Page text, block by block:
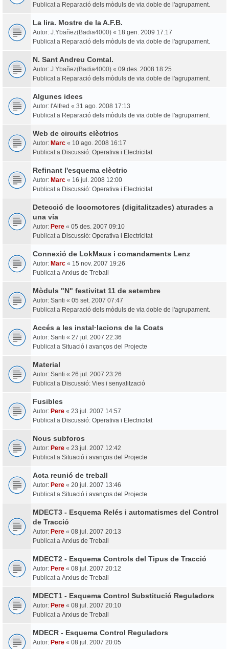
Publicat a Reparació dels mòduls de via doble de l'agrupament.
La lira. Mostre de la A.F.B.
Autor: J.Ybañez(Badia4000) « 18 gen. 2009 17:17
Publicat a Reparació dels mòduls de via doble de l'agrupament.
N. Sant Andreu Comtal.
Autor: J.Ybañez(Badia4000) « 09 des. 2008 18:25
Publicat a Reparació dels mòduls de via doble de l'agrupament.
Algunes idees
Autor: l'Alfred « 31 ago. 2008 17:13
Publicat a Reparació dels mòduls de via doble de l'agrupament.
Web de circuits elèctrics
Autor: Marc « 10 ago. 2008 16:17
Publicat a Discussió: Operativa i Electricitat
Refinant l'esquema elèctric
Autor: Marc « 16 jul. 2008 12:00
Publicat a Discussió: Operativa i Electricitat
Detecció de locomotores (digitalitzades) aturades a
una via
Autor: Pere « 05 des. 2007 09:10
Publicat a Discussió: Operativa i Electricitat
Connexió de LokMaus i comandaments Lenz
Autor: Marc « 15 nov. 2007 19:26
Publicat a Arxius de Treball
Mòduls "N" festivitat 11 de setembre
Autor: Santi « 05 set. 2007 07:47
Publicat a Reparació dels mòduls de via doble de l'agrupament.
Accés a les instal·lacions de la Coats
Autor: Santi « 27 jul. 2007 22:36
Publicat a Situació i avanços del Projecte
Material
Autor: Santi « 26 jul. 2007 23:26
Publicat a Discussió: Vies i senyalització
Fusibles
Autor: Pere « 23 jul. 2007 14:57
Publicat a Discussió: Operativa i Electricitat
Nous subforos
Autor: Pere « 23 jul. 2007 12:42
Publicat a Situació i avanços del Projecte
Acta reunió de treball
Autor: Pere « 20 jul. 2007 13:46
Publicat a Situació i avanços del Projecte
MDECT3 - Esquema Relés i automatismes del Control
de Tracció
Autor: Pere « 08 jul. 2007 20:13
Publicat a Arxius de Treball
MDECT2 - Esquema Controls del Tipus de Tracció
Autor: Pere « 08 jul. 2007 20:12
Publicat a Arxius de Treball
MDECT1 - Esquema Control Substitució Reguladors
Autor: Pere « 08 jul. 2007 20:10
Publicat a Arxius de Treball
MDECR - Esquema Control Reguladors
Autor: Pere « 08 jul. 2007 20:05